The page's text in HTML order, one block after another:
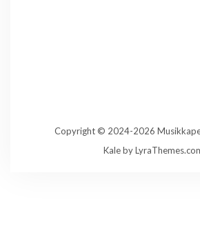
Copyright © 2024-2026
Kaleby